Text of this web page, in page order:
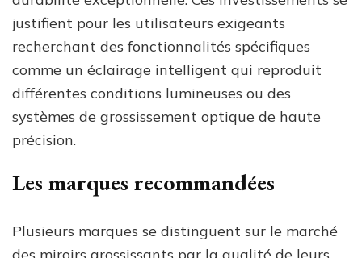
justifient pour les utilisateurs exigeants
recherchant des fonctionnalités spécifiques
comme un éclairage intelligent qui reproduit
différentes conditions lumineuses ou des
systèmes de grossissement optique de haute
précision.
Les marques recommandées
Plusieurs marques se distinguent sur le marché
des miroirs grossissants par la qualité de leurs